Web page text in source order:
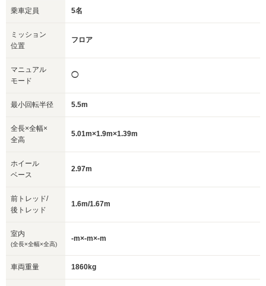
乗車定員 5名
ミッション
位置
フロア
マニュアル
モード
◯
最小回転半径 5.5m
全長×全幅×
全高
5.01m×1.9m×1.39m
ホイール
ベース
2.97m
前トレッド/
後トレッド
1.6m/1.67m
室内
(全長×全幅×全高)
-m×-m×-m
車両重量 1860kg